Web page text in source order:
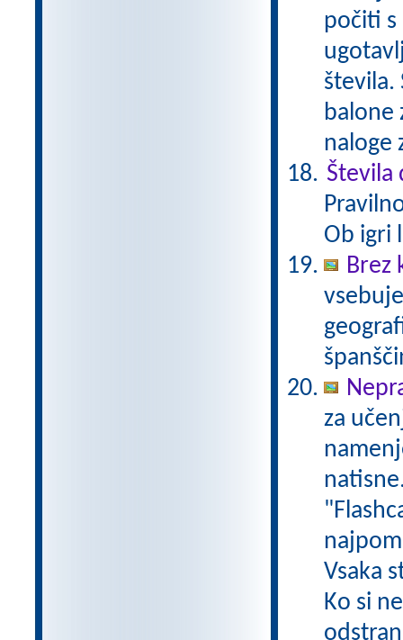
počiti s
števila.
balone
naloge
Števila
Ob igri
Brez
za
Vsaka
Ko si